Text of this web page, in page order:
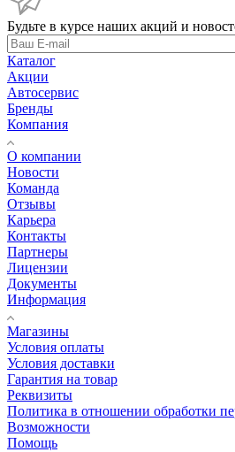
Будьте в курсе наших акций и
Каталог
Акции
Автосервис
Бренды
Компания
О компании
Новости
Команда
Отзывы
Карьера
Контакты
Партнеры
Лицензии
Документы
Информация
Магазины
Условия оплаты
Условия доставки
Гарантия на товар
Реквизиты
Политика в отношении обработки
Возможности
Помощь